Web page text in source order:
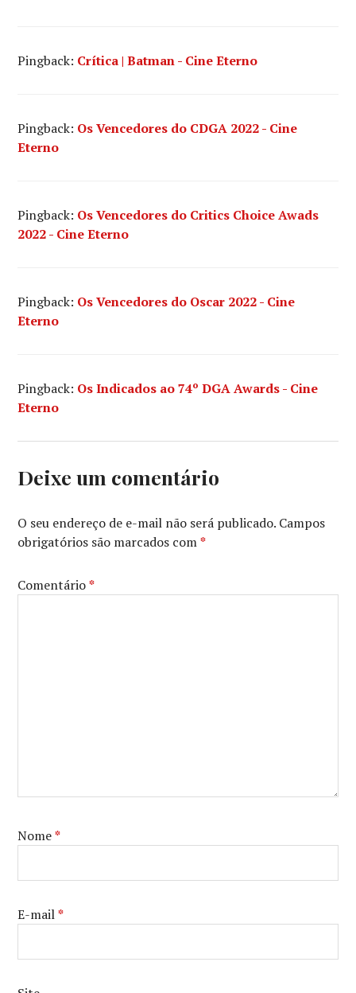
Pingback: Crítica | Batman - Cine Eterno
Pingback: Os Vencedores do CDGA 2022 - Cine
Eterno
Pingback: Os Vencedores do Critics Choice Awads
2022 - Cine Eterno
Pingback: Os Vencedores do Oscar 2022 - Cine
Eterno
Pingback: Os Indicados ao 74º DGA Awards - Cine
Eterno
Deixe um comentário
O seu endereço de e-mail não será publicado. Campos
obrigatórios são marcados com*
Comentário*
Nome*
E-mail*